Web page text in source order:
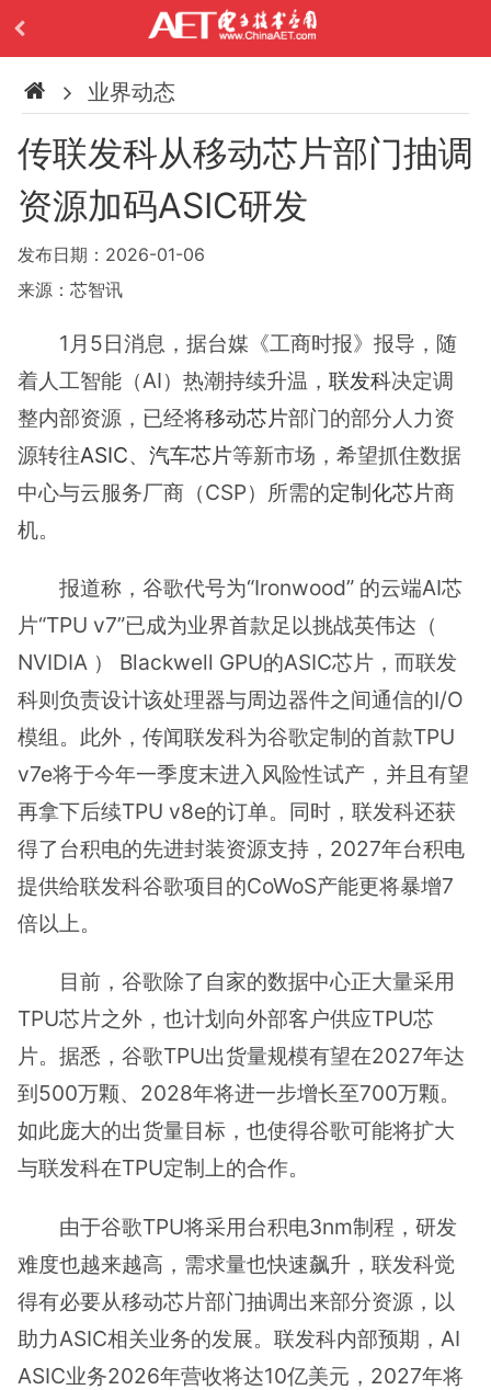
业界动态
传联发科从移动芯片部门抽调
资源加码ASIC研发
发布日期：2026-01-06
来源：芯智讯
1月5日消息，据台媒《工商时报》报导，随
着人工智能（AI）热潮持续升温， 联发科决定调
整内部资源，已经将移动芯片部门的部分人力资
源转往ASIC、 汽车芯片等新市场，希望抓住数据
中心与云服务厂商（CSP）所需的定制化芯片商
机。
报道称，谷歌代号为“Ironwood” 的云端AI芯
片“TPU v7”已成为业界首款足以挑战英伟达（
NVIDIA ） Blackwell GPU的ASIC芯片，而联发
科则负责设计该处理器与周边器件之间通信的I/O
模组。此外，传闻联发科为谷歌定制的首款TPU
v7e将于今年一季度末进入风险性试产，并且有望
再拿下后续TPU v8e的订单。同时，联发科还获
得了台积电的先进封装资源支持，2027年台积电
提供给联发科谷歌项目的CoWoS产能更将暴增7
倍以上。
目前，谷歌除了自家的数据中心正大量采用
TPU芯片之外，也计划向外部客户供应TPU芯
片。据悉，谷歌TPU出货量规模有望在2027年达
到500万颗、2028年将进一步增长至700万颗。
如此庞大的出货量目标，也使得谷歌可能将扩大
与联发科在TPU定制上的合作。
由于谷歌TPU将采用台积电3nm制程，研发
难度也越来越高，需求量也快速飙升，联发科觉
得有必要从移动芯片部门抽调出来部分资源，以
助力ASIC相关业务的发展。联发科内部预期，AI
ASIC业务2026年营收将达10亿美元，2027年将